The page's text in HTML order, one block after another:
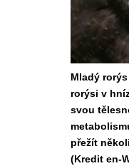
Mladý
rorýsi v
svou
přežít
(Kredit en-